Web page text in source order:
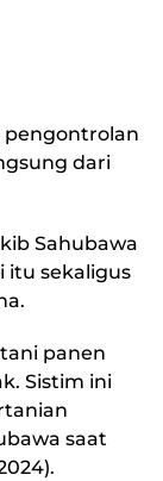
pengontrolan
dari
Sahubawa
itu sekaligus
panen
Sistim ini
saat